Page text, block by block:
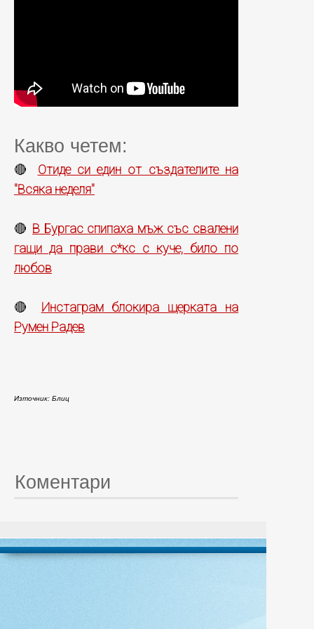
Какво четем:
🔴 Отиде си един от създателите на
"Всяка неделя"
🔴 В Бургас спипаха мъж със свалени
гащи да прави с*кс с куче, било по
любов
🔴 Инстаграм блокира щерката на
Румен Радев
Източник: Блиц
Коментари